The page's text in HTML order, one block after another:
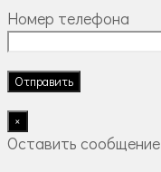
Номер телефона
×
Оставить сообщение